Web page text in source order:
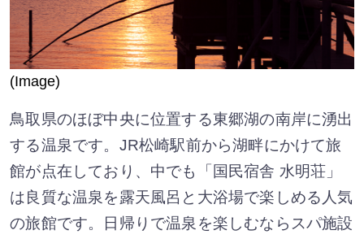
(Image)
鳥取県のほぼ中央に位置する東郷湖の南岸に湧出
する温泉です。JR松崎駅前から湖畔にかけて旅
館が点在しており、中でも「国民宿舎 水明荘」
は良質な温泉を露天風呂と大浴場で楽しめる人気
の旅館です。日帰りで温泉を楽しむならスパ施設